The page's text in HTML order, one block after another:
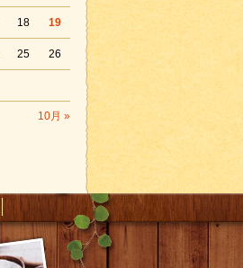
10月 »
18 19
25 26